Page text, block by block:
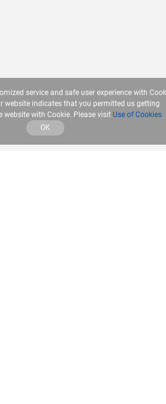
service and safe user experience with
website indicates that you permitted us getting
with Cookie. Please visit Use of Cookies
OK